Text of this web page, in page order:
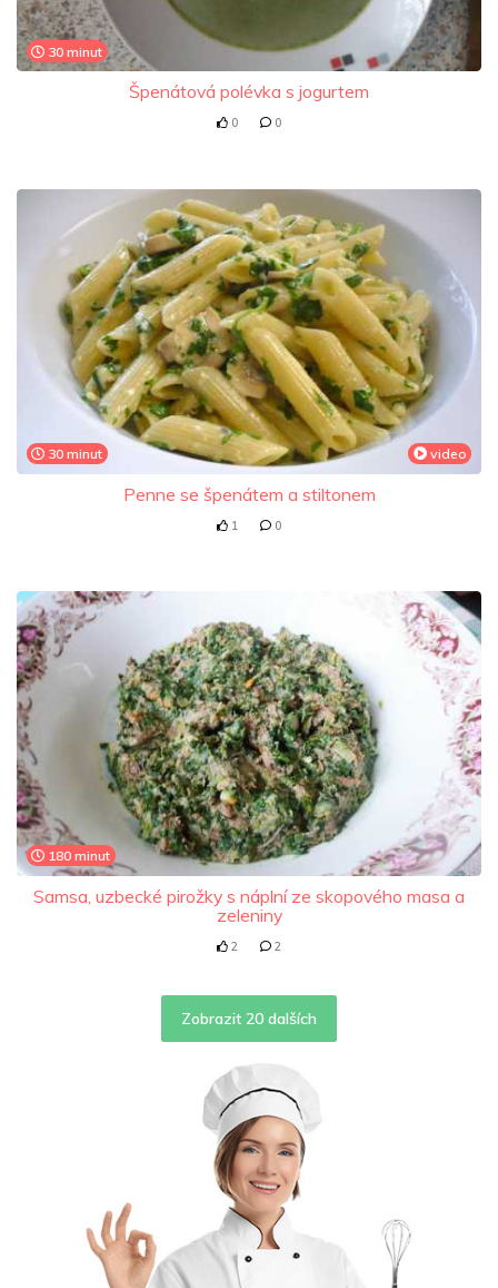
30 minut
Špenátová polévka s jogurtem
0 0
30 minut video
Penne se špenátem a stiltonem
1 0
180 minut
Samsa, uzbecké pirožky s náplní ze skopového masa a
zeleniny
2 2
Zobrazit 20 dalších